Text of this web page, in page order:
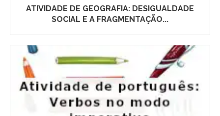
ATIVIDADE DE GEOGRAFIA: DESIGUALDADE
SOCIAL E A FRAGMENTAÇÃO...